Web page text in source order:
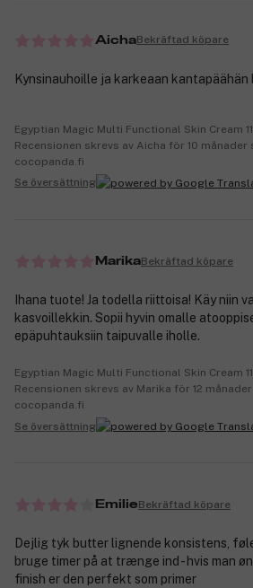
AichaBekräftad köpare
Kynsinauhoille ja karkeaan kantapäähän
Egyptian Magic Multi Functional Skin Cream
Recensionen skrevs av Aicha för 10 månader
cocopanda.fi
Se översättning
MarikaBekräftad köpare
Ihana tuote! Ja todella riittoisa! Käy niin
kasvoillekkin. Sopii hyvin omalle
epäpuhtauksiin taipuvalle iholle.
Egyptian Magic Multi Functional Skin Cream
Recensionen skrevs av Marika för 12 månader
cocopanda.fi
Se översättning
EmilieBekräftad köpare
Dejlig tyk butter lignende konsistens,
bruge timer på at trænge ind - hvis man
finish er den perfekt som primer